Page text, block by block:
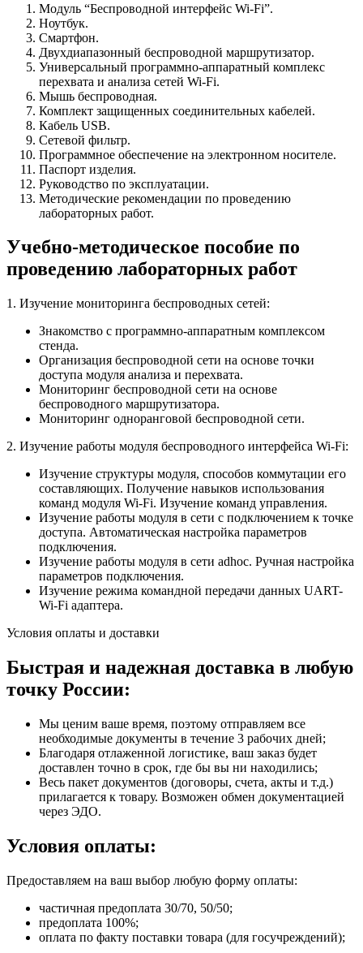
Модуль “Беспроводной интерфейс Wi-Fi”.
Ноутбук.
Смартфон.
Двухдиапазонный беспроводной маршрутизатор.
Универсальный программно-аппаратный комплекс
перехвата и анализа сетей Wi-Fi.
Мышь беспроводная.
Комплект защищенных соединительных кабелей.
Кабель USB.
Сетевой фильтр.
Программное обеспечение на электронном носителе.
Паспорт изделия.
Руководство по эксплуатации.
Методические рекомендации по проведению
лабораторных работ.
Учебно-методическое пособие по
проведению лабораторных работ
1. Изучение мониторинга беспроводных сетей:
Знакомство с программно-аппаратным комплексом
стенда.
Организация беспроводной сети на основе точки
доступа модуля анализа и перехвата.
Мониторинг беспроводной сети на основе
беспроводного маршрутизатора.
Мониторинг одноранговой беспроводной сети.
2. Изучение работы модуля беспроводного интерфейса Wi-Fi:
Изучение структуры модуля, способов коммутации его
составляющих. Получение навыков использования
команд модуля Wi-Fi. Изучение команд управления.
Изучение работы модуля в сети с подключением к точке
доступа. Автоматическая настройка параметров
подключения.
Изучение работы модуля в сети adhoc. Ручная настройка
параметров подключения.
Изучение режима командной передачи данных UART-
Wi-Fi адаптера.
Условия оплаты и доставки
Быстрая и надежная доставка в любую
точку России:
Мы ценим ваше время, поэтому отправляем все
необходимые документы в течение 3 рабочих дней;
Благодаря отлаженной логистике, ваш заказ будет
доставлен точно в срок, где бы вы ни находились;
Весь пакет документов (договоры, счета, акты и т.д.)
прилагается к товару. Возможен обмен документацией
через ЭДО.
Условия оплаты:
Предоставляем на ваш выбор любую форму оплаты:
частичная предоплата 30/70, 50/50;
предоплата 100%;
оплата по факту поставки товара (для госучреждений);